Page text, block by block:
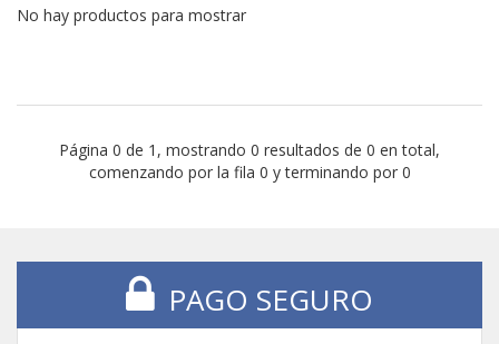
No hay productos para mostrar
Página 0 de 1, mostrando 0 resultados de 0 en total,
comenzando por la fila 0 y terminando por 0
PAGO SEGURO